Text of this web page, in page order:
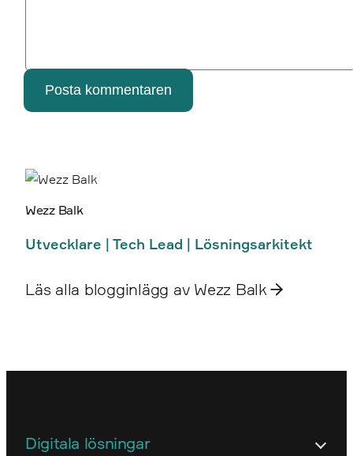
Posta kommentaren
Wezz Balk
Utvecklare | Tech Lead | Lösningsarkitekt
Läs alla blogginlägg av Wezz Balk
Digitala lösningar